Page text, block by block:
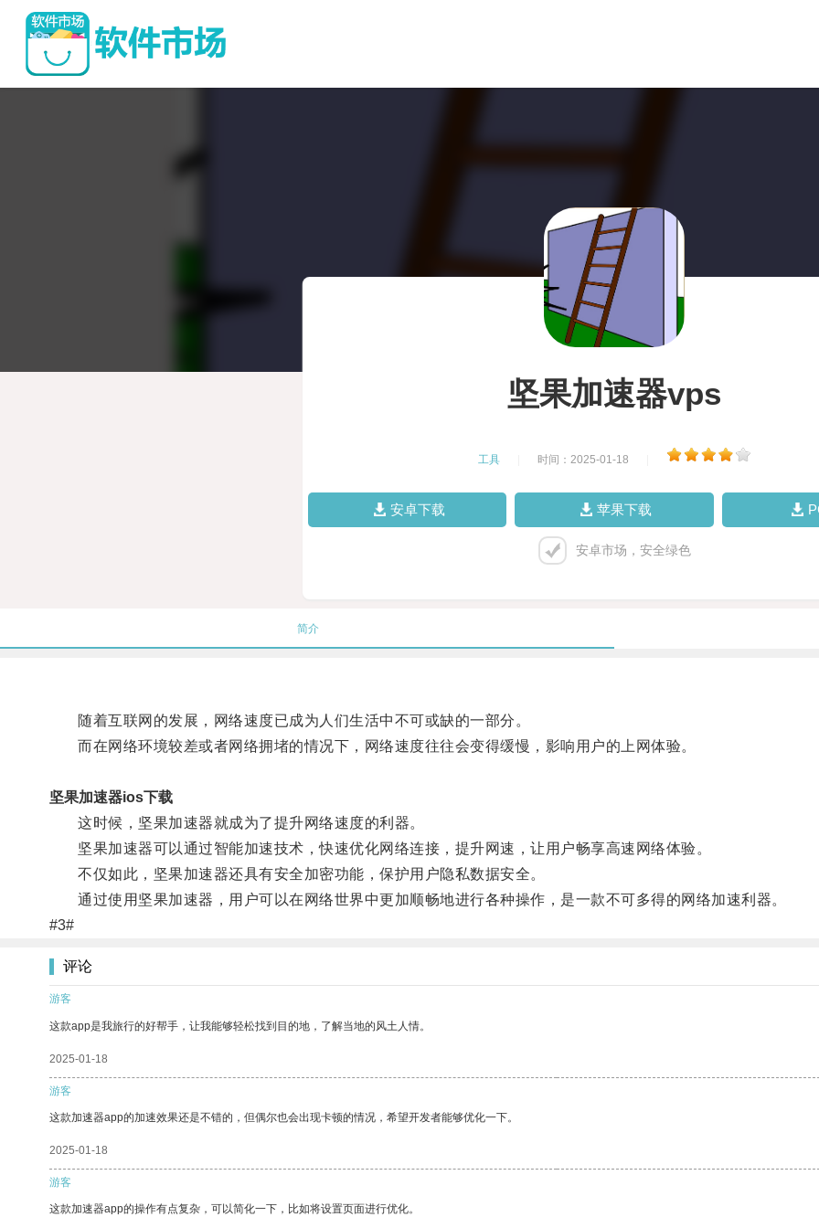
坚果加速器vps
工具 时间：2025-01-18
安卓下载 苹果下载
安卓市场，安全绿色
简介
随着互联网的发展，网络速度已成为人们生活中不可或缺的一部分。
而在网络环境较差或者网络拥堵的情况下，网络速度往往会变得缓慢，影响用户的上网体验。
坚果加速器ios下载
这时候，坚果加速器就成为了提升网络速度的利器。
坚果加速器可以通过智能加速技术，快速优化网络连接，提升网速，让用户畅享高速网络体验。
不仅如此，坚果加速器还具有安全加密功能，保护用户隐私数据安全。
通过使用坚果加速器，用户可以在网络世界中更加顺畅地进行各种操作，是一款不可多得的网络加速利器。
#3#
评论
游客
这款app是我旅行的好帮手，让我能够轻松找到目的地，了解当地的风土人情。
2025-01-18
游客
这款加速器app的加速效果还是不错的，但偶尔也会出现卡顿的情况，希望开发者能够优化一下。
2025-01-18
游客
这款加速器app的操作有点复杂，可以简化一下，比如将设置页面进行优化。